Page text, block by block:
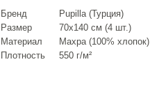
Бренд
Pupilla (Турция)
Размер
70х140 см (4 шт.)
Материал
Махра (100% хлопок)
Плотность
550 г/м²